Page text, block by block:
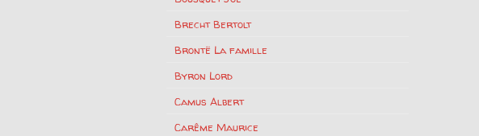
Brecht Bertolt
Brontë La famille
Byron Lord
Camus Albert
Carême Maurice